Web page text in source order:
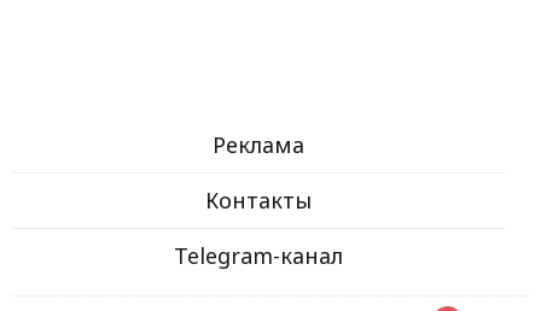
Реклама
Контакты
Telegram-канал